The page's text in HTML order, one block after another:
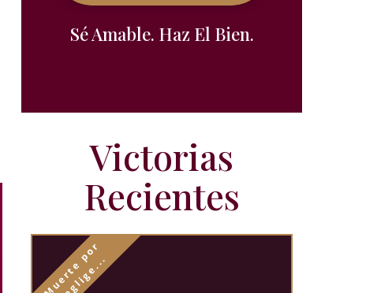
Sé Amable. Haz El Bien.
Victorias
Recientes